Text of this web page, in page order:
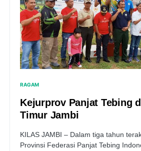
RAGAM
Kejurprov Panjat Tebing
Timur Jambi
KILAS JAMBI – Dalam tiga tahun
Provinsi Federasi Panjat Tebing